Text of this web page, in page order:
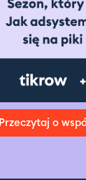
Przeczytaj o